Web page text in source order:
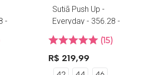
-
Sutiã Push Up -
Everyday - 356.28 -
Pancake
15
R$ 219,99